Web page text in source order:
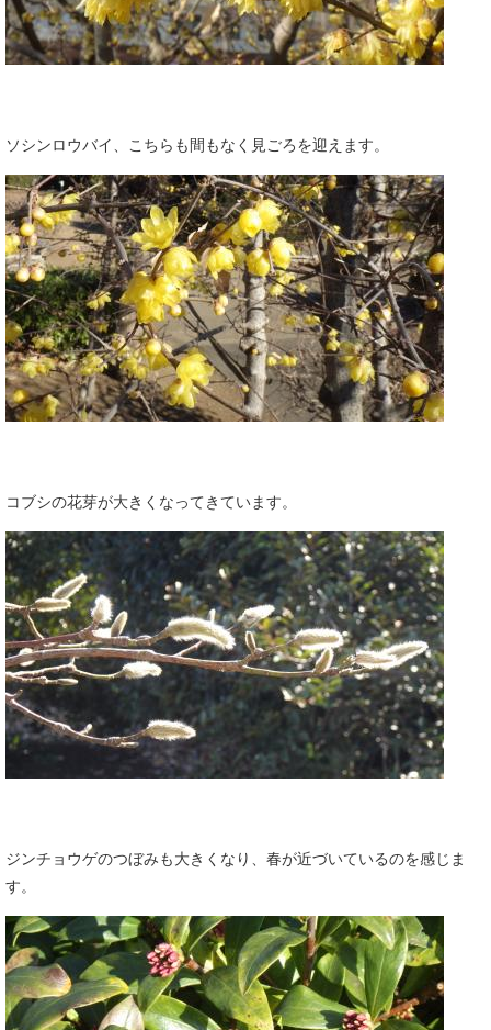
ソシンロウバイ、こちらも間もなく見ごろを迎えます。
コブシの花芽が大きくなってきています。
ジンチョウゲのつぼみも大きくなり、春が近づいているのを感じま
す。